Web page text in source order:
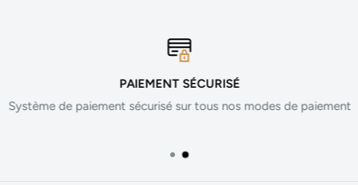
PAIEMENT SÉCURISÉ
Système de paiement sécurisé sur tous nos modes de paiement